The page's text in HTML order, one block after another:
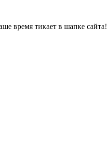
время тикает в шапке сайта!